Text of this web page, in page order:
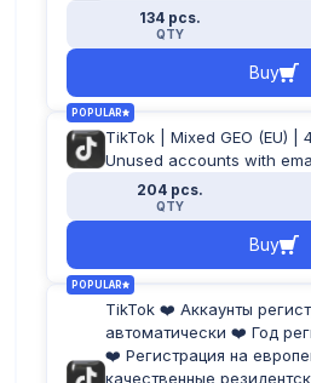
134 pcs.
QTY
Buy
POPULAR
TikTok | Mixed GEO (EU) |
Unused accounts with
204 pcs.
QTY
Buy
POPULAR
TikTok ❤️ Аккаунты
автоматически ❤️ Год
❤️ Регистрация на
качественные